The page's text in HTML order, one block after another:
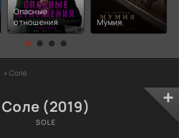
Опасные
отношения
Мумия
» Соле
Соле (2019)
SOLE